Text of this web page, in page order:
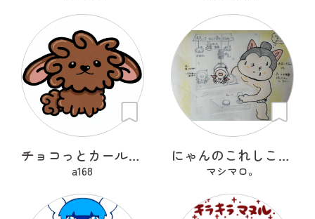
チョコっとカールちゃん
a168
にゃんのこれしこ ある日の夢 Ｎo.1
マシマロ。